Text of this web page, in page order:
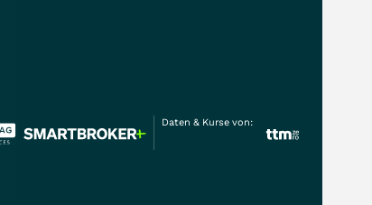
Daten & Kurse von: